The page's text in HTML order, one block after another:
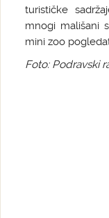
turističke
mnogi mališani
mini zoo
Foto: Podravski